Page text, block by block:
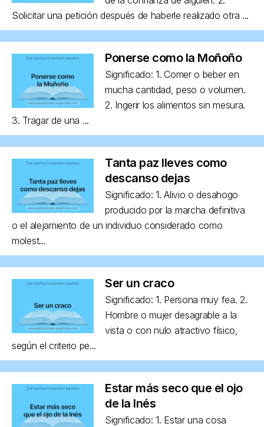
Solicitar una petición después de haberle realizado otra ...
Ponerse como la Moñoño
Significado: 1. Comer o beber en
mucha cantidad, peso o volumen.
2. Ingerir los alimentos sin mesura.
3. Tragar de una ...
Tanta paz lleves como
descanso dejas
Significado: 1. Alivio o desahogo
producido por la marcha definitiva
o el alejamiento de un individuo considerado como
molest...
Ser un craco
Significado: 1. Persona muy fea. 2.
Hombre o mujer desagrable a la
vista o con nulo atractivo físico,
según el criterio pe...
Estar más seco que el ojo
de la Inés
Significado: 1. Estar una cosa